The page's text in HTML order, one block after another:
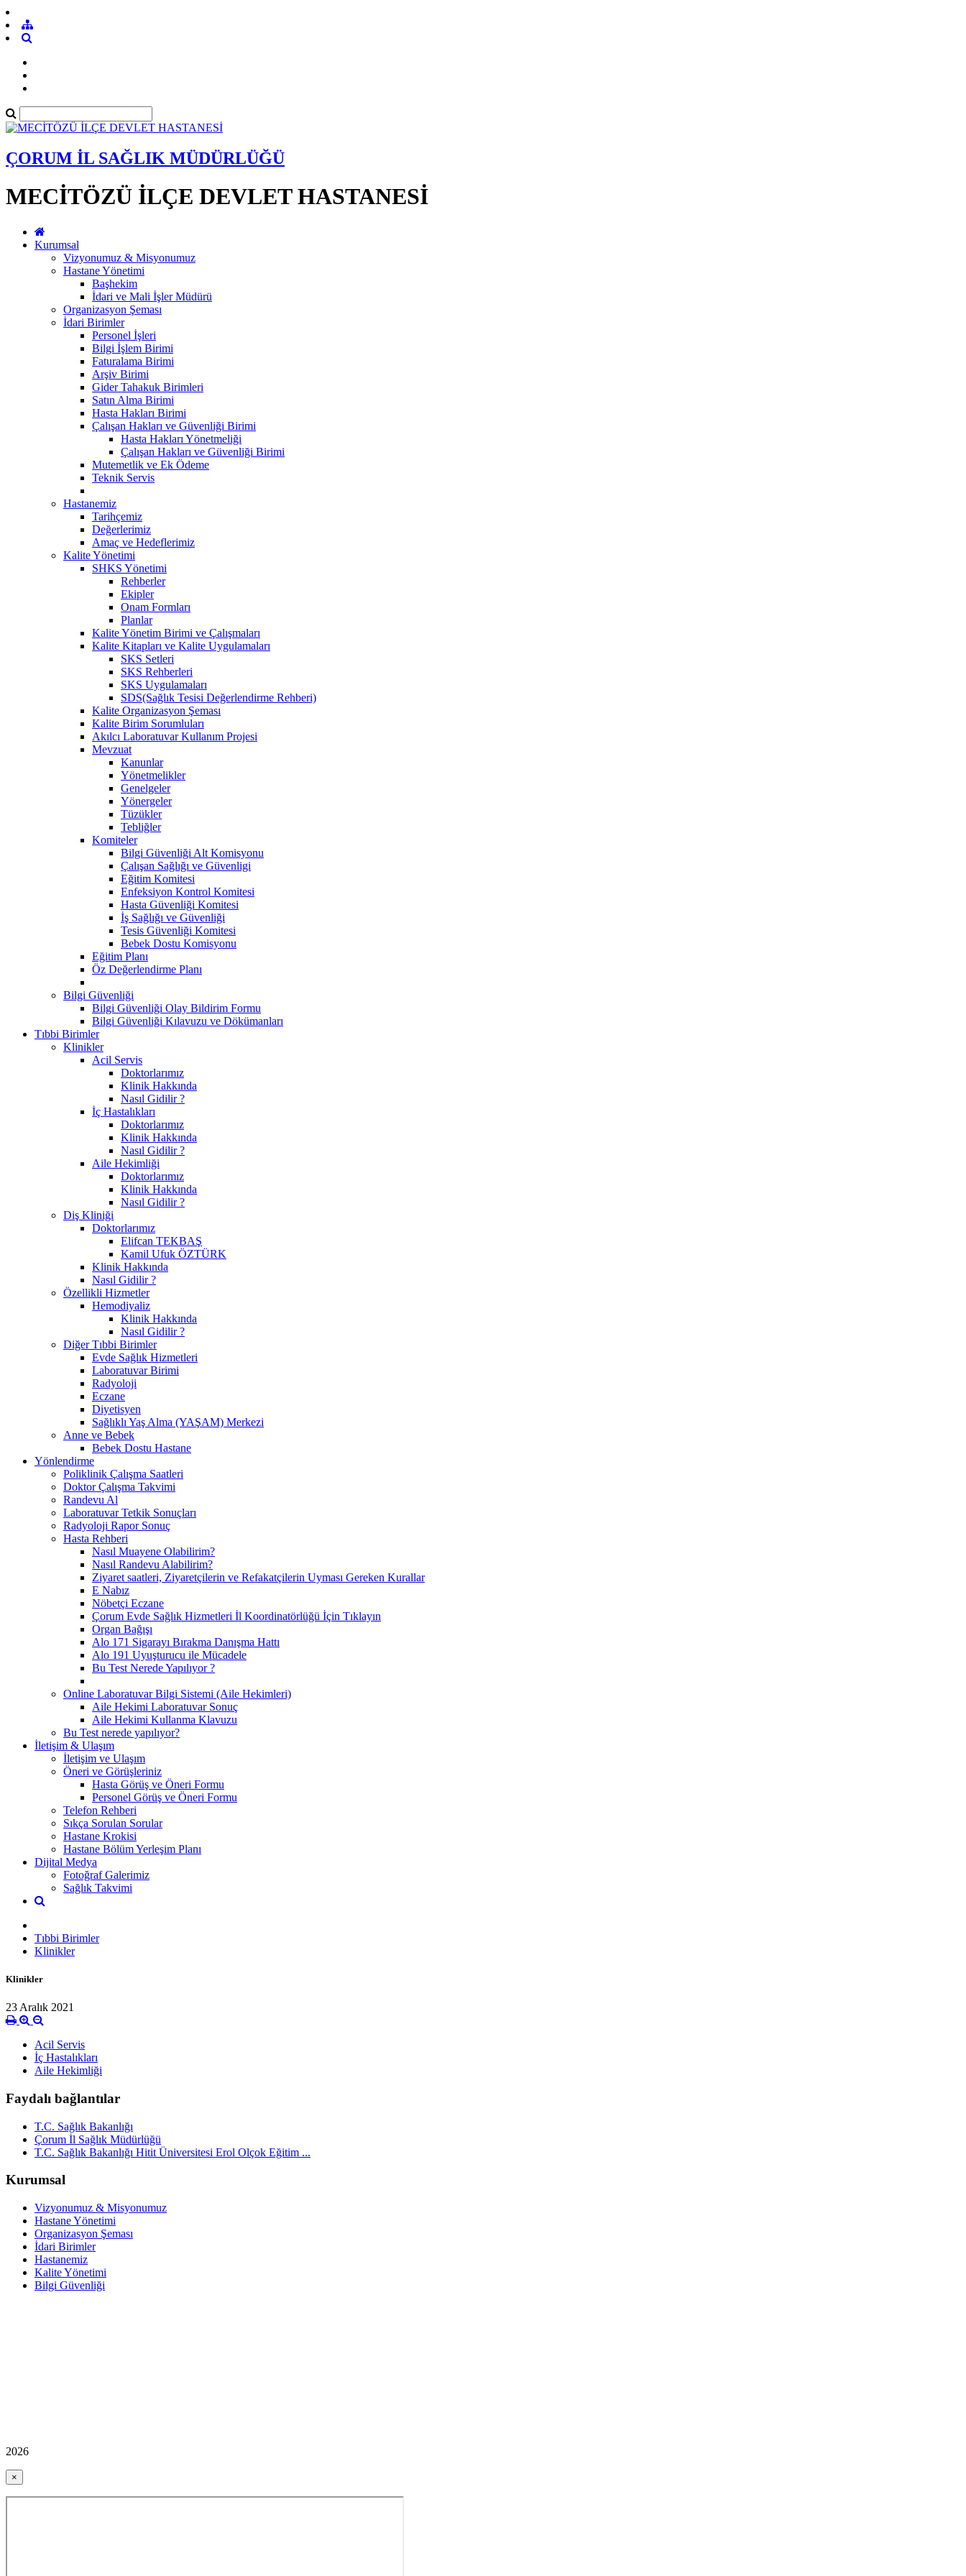
ÇORUM İL SAĞLIK MÜDÜRLÜĞÜ
MECİTÖZÜ İLÇE DEVLET HASTANESİ
Kurumsal
Vizyonumuz & Misyonumuz
Hastane Yönetimi
Başhekim
İdari ve Mali İşler Müdürü
Organizasyon Şeması
İdari Birimler
Personel İşleri
Bilgi İşlem Birimi
Faturalama Birimi
Arşiv Birimi
Gider Tahakuk Birimleri
Satın Alma Birimi
Hasta Hakları Birimi
Çalışan Hakları ve Güvenliği Birimi
Hasta Hakları Yönetmeliği
Çalışan Hakları ve Güvenliği Birimi
Mutemetlik ve Ek Ödeme
Teknik Servis
Hastanemiz
Tarihçemiz
Değerlerimiz
Amaç ve Hedeflerimiz
Kalite Yönetimi
SHKS Yönetimi
Rehberler
Ekipler
Onam Formları
Planlar
Kalite Yönetim Birimi ve Çalışmaları
Kalite Kitapları ve Kalite Uygulamaları
SKS Setleri
SKS Rehberleri
SKS Uygulamaları
SDS(Sağlık Tesisi Değerlendirme Rehberi)
Kalite Organizasyon Şeması
Kalite Birim Sorumluları
Akılcı Laboratuvar Kullanım Projesi
Mevzuat
Kanunlar
Yönetmelikler
Genelgeler
Yönergeler
Tüzükler
Tebliğler
Komiteler
Bilgi Güvenliği Alt Komisyonu
Çalışan Sağlığı ve Güvenligi
Eğitim Komitesi
Enfeksiyon Kontrol Komitesi
Hasta Güvenliği Komitesi
İş Sağlığı ve Güvenliği
Tesis Güvenliği Komitesi
Bebek Dostu Komisyonu
Eğitim Planı
Öz Değerlendirme Planı
Bilgi Güvenliği
Bilgi Güvenliği Olay Bildirim Formu
Bilgi Güvenliği Kılavuzu ve Dökümanları
Tıbbi Birimler
Klinikler
Acil Servis
Doktorlarımız
Klinik Hakkında
Nasıl Gidilir ?
İç Hastalıkları
Doktorlarımız
Klinik Hakkında
Nasıl Gidilir ?
Aile Hekimliği
Doktorlarımız
Klinik Hakkında
Nasıl Gidilir ?
Diş Kliniği
Doktorlarımız
Elifcan TEKBAŞ
Kamil Ufuk ÖZTÜRK
Klinik Hakkında
Nasıl Gidilir ?
Özellikli Hizmetler
Hemodiyaliz
Klinik Hakkında
Nasıl Gidilir ?
Diğer Tıbbi Birimler
Evde Sağlık Hizmetleri
Laboratuvar Birimi
Radyoloji
Eczane
Diyetisyen
Sağlıklı Yaş Alma (YAŞAM) Merkezi
Anne ve Bebek
Bebek Dostu Hastane
Yönlendirme
Poliklinik Çalışma Saatleri
Doktor Çalışma Takvimi
Randevu Al
Laboratuvar Tetkik Sonuçları
Radyoloji Rapor Sonuç
Hasta Rehberi
Nasıl Muayene Olabilirim?
Nasıl Randevu Alabilirim?
Ziyaret saatleri, Ziyaretçilerin ve Refakatçilerin Uyması Gereken Kurallar
E Nabız
Nöbetçi Eczane
Çorum Evde Sağlık Hizmetleri İl Koordinatörlüğü İçin Tıklayın
Organ Bağışı
Alo 171 Sigarayı Bırakma Danışma Hattı
Alo 191 Uyuşturucu ile Mücadele
Bu Test Nerede Yapılıyor ?
Online Laboratuvar Bilgi Sistemi (Aile Hekimleri)
Aile Hekimi Laboratuvar Sonuç
Aile Hekimi Kullanma Klavuzu
Bu Test nerede yapılıyor?
İletişim & Ulaşım
İletişim ve Ulaşım
Öneri ve Görüşleriniz
Hasta Görüş ve Öneri Formu
Personel Görüş ve Öneri Formu
Telefon Rehberi
Sıkça Sorulan Sorular
Hastane Krokisi
Hastane Bölüm Yerleşim Planı
Dijital Medya
Fotoğraf Galerimiz
Sağlık Takvimi
Tıbbi Birimler
Klinikler
Klinikler
23 Aralık 2021
Acil Servis
İç Hastalıkları
Aile Hekimliği
Faydalı bağlantılar
T.C. Sağlık Bakanlığı
Çorum İl Sağlık Müdürlüğü
T.C. Sağlık Bakanlığı Hitit Üniversitesi Erol Olçok Eğitim ...
Kurumsal
Vizyonumuz & Misyonumuz
Hastane Yönetimi
Organizasyon Şeması
İdari Birimler
Hastanemiz
Kalite Yönetimi
Bilgi Güvenliği
2026
×